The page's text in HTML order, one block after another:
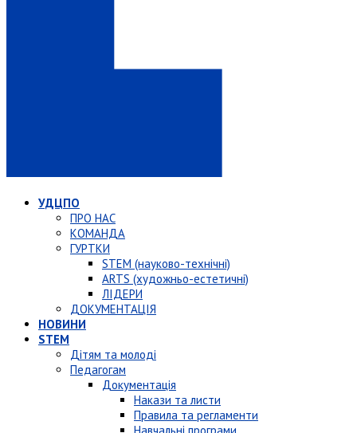
УДЦПО
ПРО НАС
КОМАНДА
ГУРТКИ
STEM (науково-технічні)
ARTS (художньо-естетичні)
ЛІДЕРИ
ДОКУМЕНТАЦІЯ
НОВИНИ
STEM
Дітям та молоді
Педагогам
Документація
Накази та листи
Правила та регламенти